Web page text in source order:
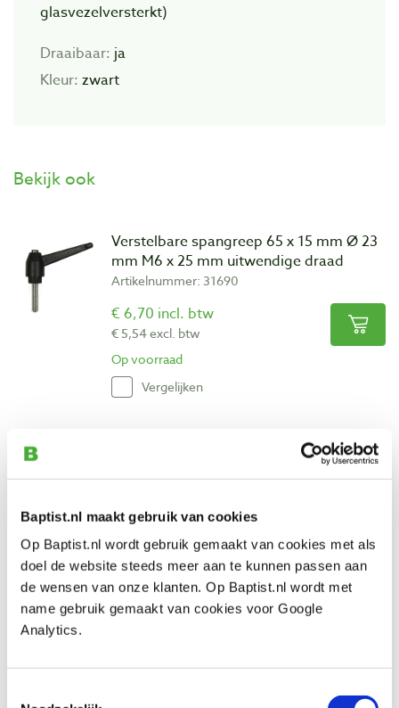
Baptist.nl maakt gebruik van cookies
Op Baptist.nl wordt gebruik gemaakt van cookies met als
doel de website steeds meer aan te kunnen passen aan
de wensen van onze klanten. Op Baptist.nl wordt met
name gebruik gemaakt van cookies voor Google
Analytics.
glasvezelversterkt)
Draaibaar: ja
Kleur: zwart
Bekijk ook
Verstelbare spangreep 65 x 15 mm Ø 23
mm M6 x 25 mm uitwendige draad
Artikelnummer: 31690
€ 6,70 incl. btw
€ 5,54 excl. btw
Op voorraad
Vergelijken
Verstelbare spangreep 83 x 19 mm Ø 28
mm M10 x 40 mm uitwendige draad
Artikelnummer: 31696
€ 8,60 incl. btw
€ 7,11 excl. btw
Op voorraad
Vergelijken
mm M6 inwendige draad